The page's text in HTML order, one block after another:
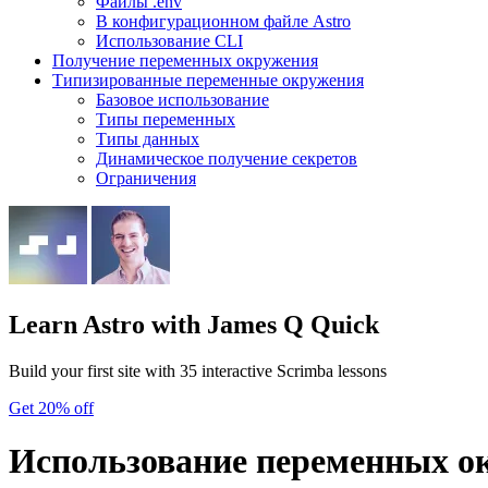
В конфигурационном файле Astro
Использование CLI
Получение переменных окружения
Типизированные переменные окружения
Базовое использование
Типы переменных
Типы данных
Динамическое получение секретов
Ограничения
Learn Astro with James Q Quick
Build your first site with 35 interactive Scrimba lessons
Get 20% off
Использование переменных